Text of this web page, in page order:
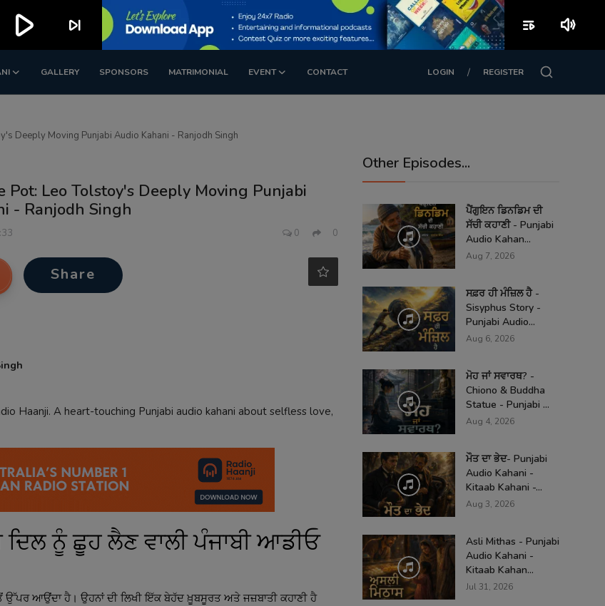
GALLERY SPONSORS MATRIMONIAL EVENT CONTACT LOGIN / REGISTER
Deeply Moving Punjabi Audio Kahani - Ranjodh Singh
Pot: Leo Tolstoy's Deeply Moving Punjabi
- Ranjodh Singh
0 0
Share
Haanji. A heart-touching Punjabi audio kahani about selfless love,
ਨੂੰ ਛੂਹ ਲੈਣ ਵਾਲੀ ਪੰਜਾਬੀ ਆਡੀਓ
ਉੱਪਰ ਆਉਂਦਾ ਹੈ। ਉਹਨਾਂ ਦੀ ਲਿਖੀ ਇੱਕ ਬੇਹੱਦ ਖ਼ੂਬਸੂਰਤ ਅਤੇ ਜਜ਼ਬਾਤੀ ਕਹਾਣੀ ਹੈ
Other Episodes...
ਪੈਂਗੁਇਨ ਡਿਨਡਿਮ ਦੀ
ਸੱਚੀ ਕਹਾਣੀ - Punjabi
Audio Kahan...
Aug 7, 2026
ਸਫ਼ਰ ਹੀ ਮੰਜ਼ਿਲ ਹੈ -
Sisyphus Story -
Punjabi Audio...
Aug 6, 2026
ਮੋਹ ਜਾਂ ਸਵਾਰਥ? -
Chiono & Buddha
Statue - Punjabi ...
Aug 4, 2026
ਮੌਤ ਦਾ ਭੇਦ- Punjabi
Audio Kahani -
Kitaab Kahani -...
Aug 3, 2026
Asli Mithas - Punjabi
Audio Kahani -
Kitaab Kahan...
Jul 31, 2026
play_arrow skip_next playlist_play volume_up